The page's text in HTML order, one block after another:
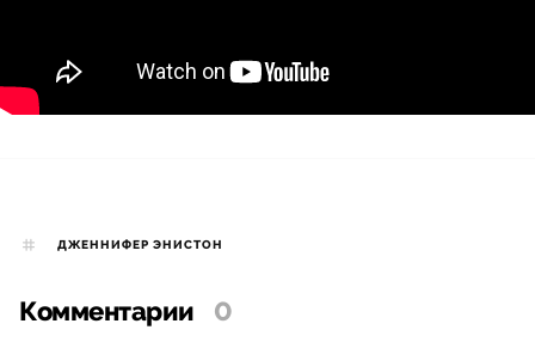
ДЖЕННИФЕР ЭНИСТОН
Комментарии 0